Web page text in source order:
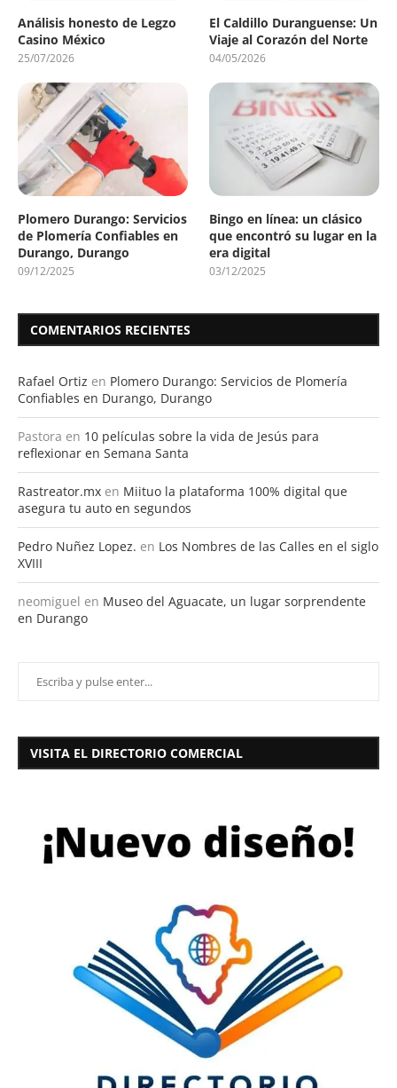
Análisis honesto de Legzo
Casino México
25/07/2026
El Caldillo Duranguense: Un
Viaje al Corazón del Norte
04/05/2026
Plomero Durango: Servicios
de Plomería Confiables en
Durango, Durango
09/12/2025
Bingo en línea: un clásico
que encontró su lugar en la
era digital
03/12/2025
COMENTARIOS RECIENTES
Rafael Ortiz en Plomero Durango: Servicios de Plomería
Confiables en Durango, Durango
Pastora en 10 películas sobre la vida de Jesús para
reflexionar en Semana Santa
Rastreator.mx en Miituo la plataforma 100% digital que
asegura tu auto en segundos
Pedro Nuñez Lopez. en Los Nombres de las Calles en el siglo
XVIII
neomiguel en Museo del Aguacate, un lugar sorprendente
en Durango
VISITA EL DIRECTORIO COMERCIAL